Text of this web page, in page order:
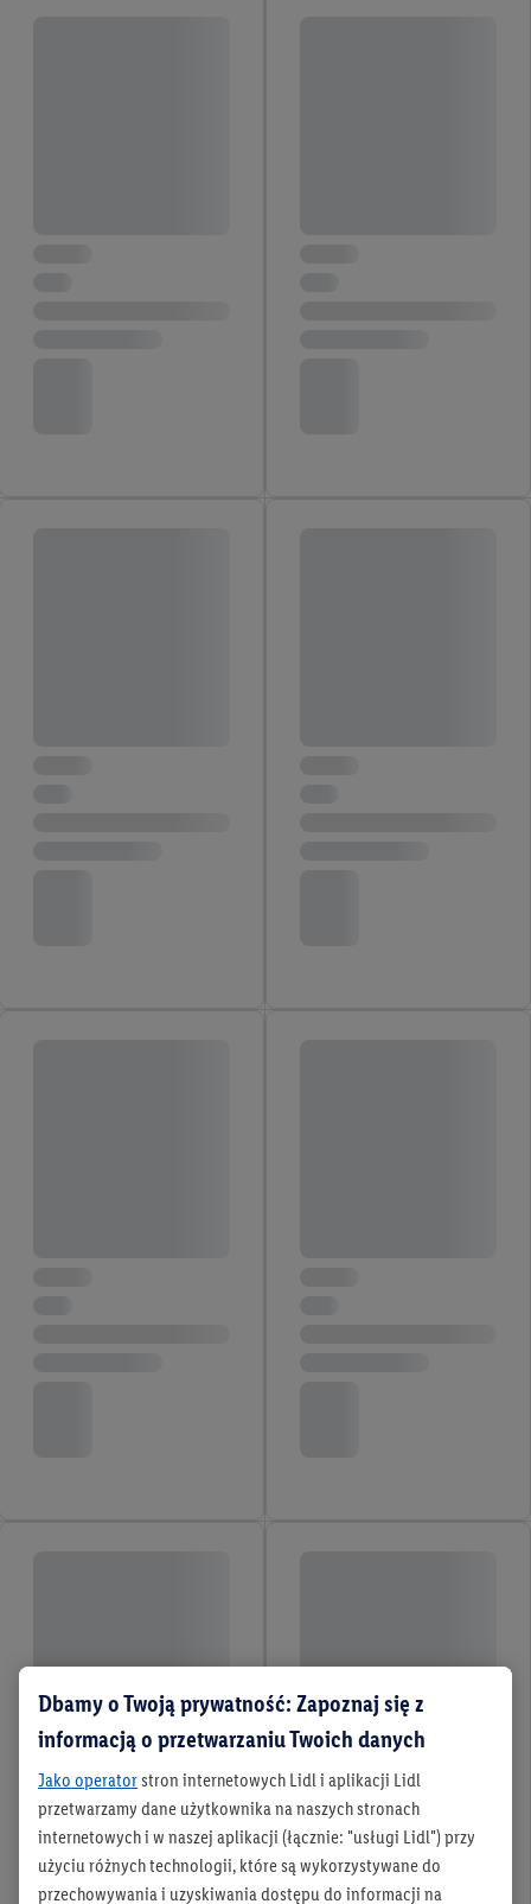
Dbamy o Twoją prywatność: Zapoznaj się z
informacją o przetwarzaniu Twoich danych
Jako operatorstron internetowych Lidl i aplikacji Lidl
przetwarzamy dane użytkownika na naszych stronach
internetowych i w naszej aplikacji (łącznie: "usługi Lidl") przy
użyciu różnych technologii, które są wykorzystywane do
przechowywania i uzyskiwania dostępu do informacji na